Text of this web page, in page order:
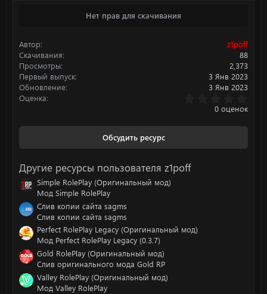
и
:
Нет прав для скачивания
Автор
z1poff
Скачивания
88
Просмотры
2,373
Первый выпуск
3 Янв 2023
Обновление
3 Янв 2023
Оценка
.
0
0 оценок
Обсудить ресурс
Другие ресурсы пользователя z1poff
Simple RolePlay (Оригинальный мод)
Мод Simple RolePlay
Слив копии сайта sagms
Слив копии сайта sagms
Perfect RolePlay Legacy (Оригинальный мод)
Мод Perfect RolePlay Legacy (0.3.7)
Gold RolePlay (Оригинальный мод)
Слив оригинального мода Gold RP
Valley RolePlay (Оригинальный мод)
Мод Valley RolePlay